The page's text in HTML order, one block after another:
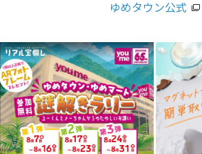
ゆめタウン公式